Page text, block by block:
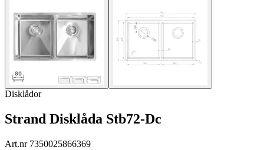
Disklådor
Strand Disklåda Stb72-Dc
Art.nr 7350025866369